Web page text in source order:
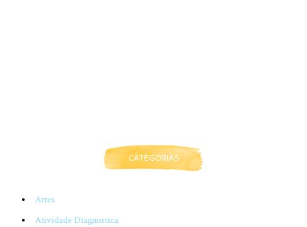
CATEGORIAS
Artes
Atividade Diagnostica